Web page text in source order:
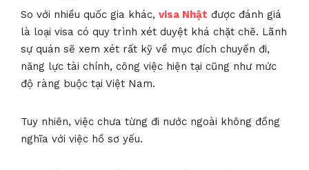
So với nhiều quốc gia khác, visa Nhật được đánh giá
là loại visa có quy trình xét duyệt khá chặt chẽ. Lãnh
sự quán sẽ xem xét rất kỹ về mục đích chuyến đi,
năng lực tài chính, công việc hiện tại cũng như mức
độ ràng buộc tại Việt Nam.
Tuy nhiên, việc chưa từng đi nước ngoài không đồng
nghĩa với việc hồ sơ yếu.